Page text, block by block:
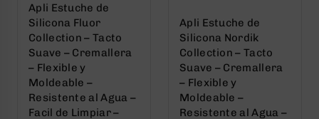
Apli Estuche de
Silicona Fluor
Collection – Tacto
Suave – Cremallera
– Flexible y
Moldeable –
Resistente al Agua –
Facil de Limpiar –
Apli Estuche de
Silicona Nordik
Collection – Tacto
Suave – Cremallera
– Flexible y
Moldeable –
Resistente al Agua –